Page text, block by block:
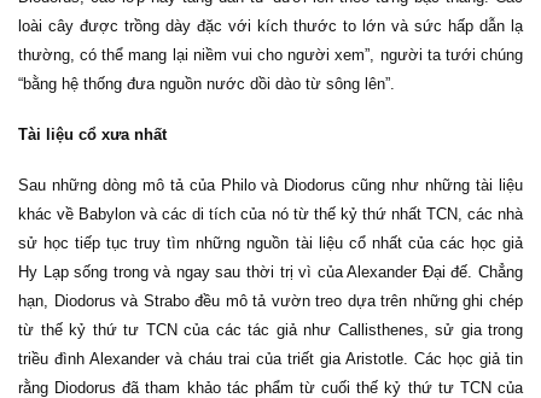
loài cây được trồng dày đặc với kích thước to lớn và sức hấp dẫn lạ
thường, có thể mang lại niềm vui cho người xem”, người ta tưới chúng
“bằng hệ thống đưa nguồn nước dồi dào từ sông lên”.
Tài liệu cổ xưa nhất
Sau những dòng mô tả của Philo và Diodorus cũng như những tài liệu
khác về Babylon và các di tích của nó từ thế kỷ thứ nhất TCN, các nhà
sử học tiếp tục truy tìm những nguồn tài liệu cổ nhất của các học giả
Hy Lạp sống trong và ngay sau thời trị vì của Alexander Đại đế. Chẳng
hạn, Diodorus và Strabo đều mô tả vườn treo dựa trên những ghi chép
từ thế kỷ thứ tư TCN của các tác giả như Callisthenes, sử gia trong
triều đình Alexander và cháu trai của triết gia Aristotle. Các học giả tin
rằng Diodorus đã tham khảo tác phẩm từ cuối thế kỷ thứ tư TCN của